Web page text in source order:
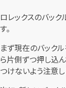
ロレックスのバッ
す。
まず現在のバック
ら片側ずつ押し込ん
つけないよう注意し